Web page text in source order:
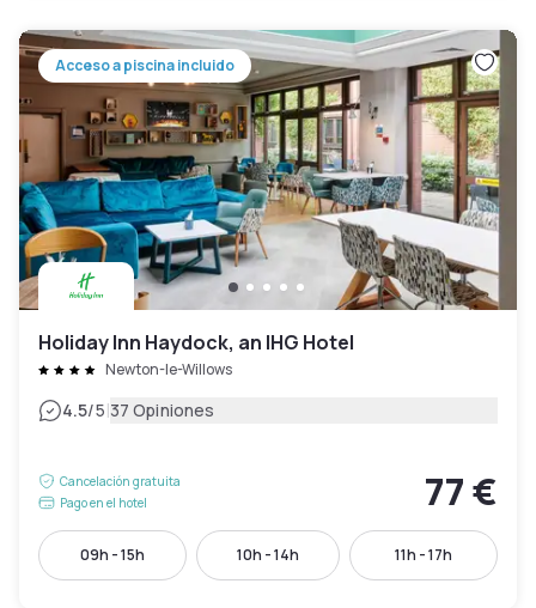
Acceso a piscina incluido
Holiday Inn Haydock, an IHG Hotel
Newton-le-Willows
4.5/5|37 Opiniones
Cancelación gratuita
Pago en el hotel
77 €
09h - 15h 10h - 14h 11h - 17h